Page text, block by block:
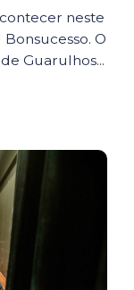
neste
Bonsucesso. O
Guarulhos...